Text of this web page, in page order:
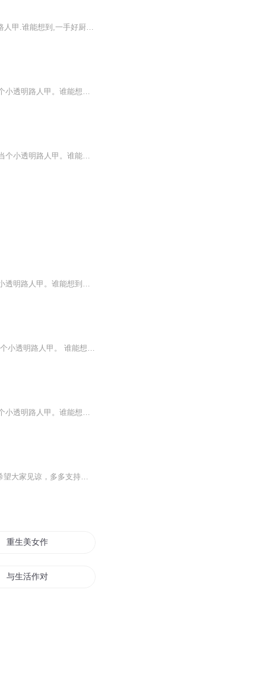
沈月雪英勇救人,穿越了!坑娘的,居然来到一个修仙的世界.更可恨,废材资质,只能当个小透明路人甲.谁能想到,一手好厨艺也能钓到极品大神,果真吃货就是有福.站住!仙丹、法宝、秘籍全都交出来!什么,不给?关门,放大神!……这是一个呆萌吃货如何拐骗腹黑大神的故事.只是,她没想到……
沈月雪英勇救人，穿越了！坑娘的，居然来到一个修仙的世界。更可恨，废材资质，只能当个小透明路人甲。谁能想到，一手好厨艺也能钓到极品大神，果真吃货就是有福。站住！仙丹、法宝、秘籍全都交出来！什么，不给？关门，放大神！这是一个呆萌吃货如何拐骗...
沈月雪英勇救人，穿越了！坑娘的，居然来到了一个修仙的世界。更可恨，废材资质，只能当个小透明路人甲。谁能想到，一手好厨艺也能钓到极品大神，果真吃货就是福。站住！仙丹，法宝，秘籍全部都交出来！什么，不给？关门，放大神！…这是一个呆萌吃货如何...
沈月雪英勇救人，穿越了！坑娘的，居然来到一个修仙世界。更可恨，废材资质，只能当个小透明路人甲。谁能想到，一手好厨艺也能钓到极品大神，果真吃货就是有福。站住！仙丹、秘籍、法宝全都交出来！什么，不给？关门，放大神！这是一个呆萌吃货如何拐骗腹黑大神的故事。只是她没想到，喂着喂着，这大神就赖着不走了......
沈月雪英勇救人，穿越了！ 坑娘的，居然来到一个修仙的世界。更可恨，废材资质，只能当个小透明路人甲。 谁能想到，一手好厨艺也能钓到极品大神，果真吃货就是有福。站住！仙丹、法宝、秘籍全都交出来！什么，不给？关门，放大神！ 这是一个呆萌吃货如何拐骗腹黑大神的故事。只是，她没想到，喂着喂着，这位大神就赖着不走了。。。 （本专辑取材自平台演播素材库，仅供练习、学习交流，欢迎大家在评论区为我提出宝贵意见）
沈月雪英勇救人，穿越了！坑娘的，居然来到一个修仙的世界。更可恨，废材资质，只能当个小透明路人甲。谁能想到，一手好厨艺也能钓到极品大神，果真吃货就是有福。站住！仙丹、法宝、秘籍全都交出来！什么，不给？关门，放大神！……这是一个呆萌吃货如何...
由于本人对录音的爱好，让我第一次录制喜马拉雅平台提供的有声小说，水平有限，希望大家见谅，多多支持，大家的支持是我能继续坚持下去的动力！ 同时感谢喜马拉雅平台给我一次展现自己爱好的机会，同时也感谢作者两颗虎牙提供的书籍。 您的点赞和关注是我唯一不竭的动力，谢谢！...
重生美女作家
与生活作对的小人